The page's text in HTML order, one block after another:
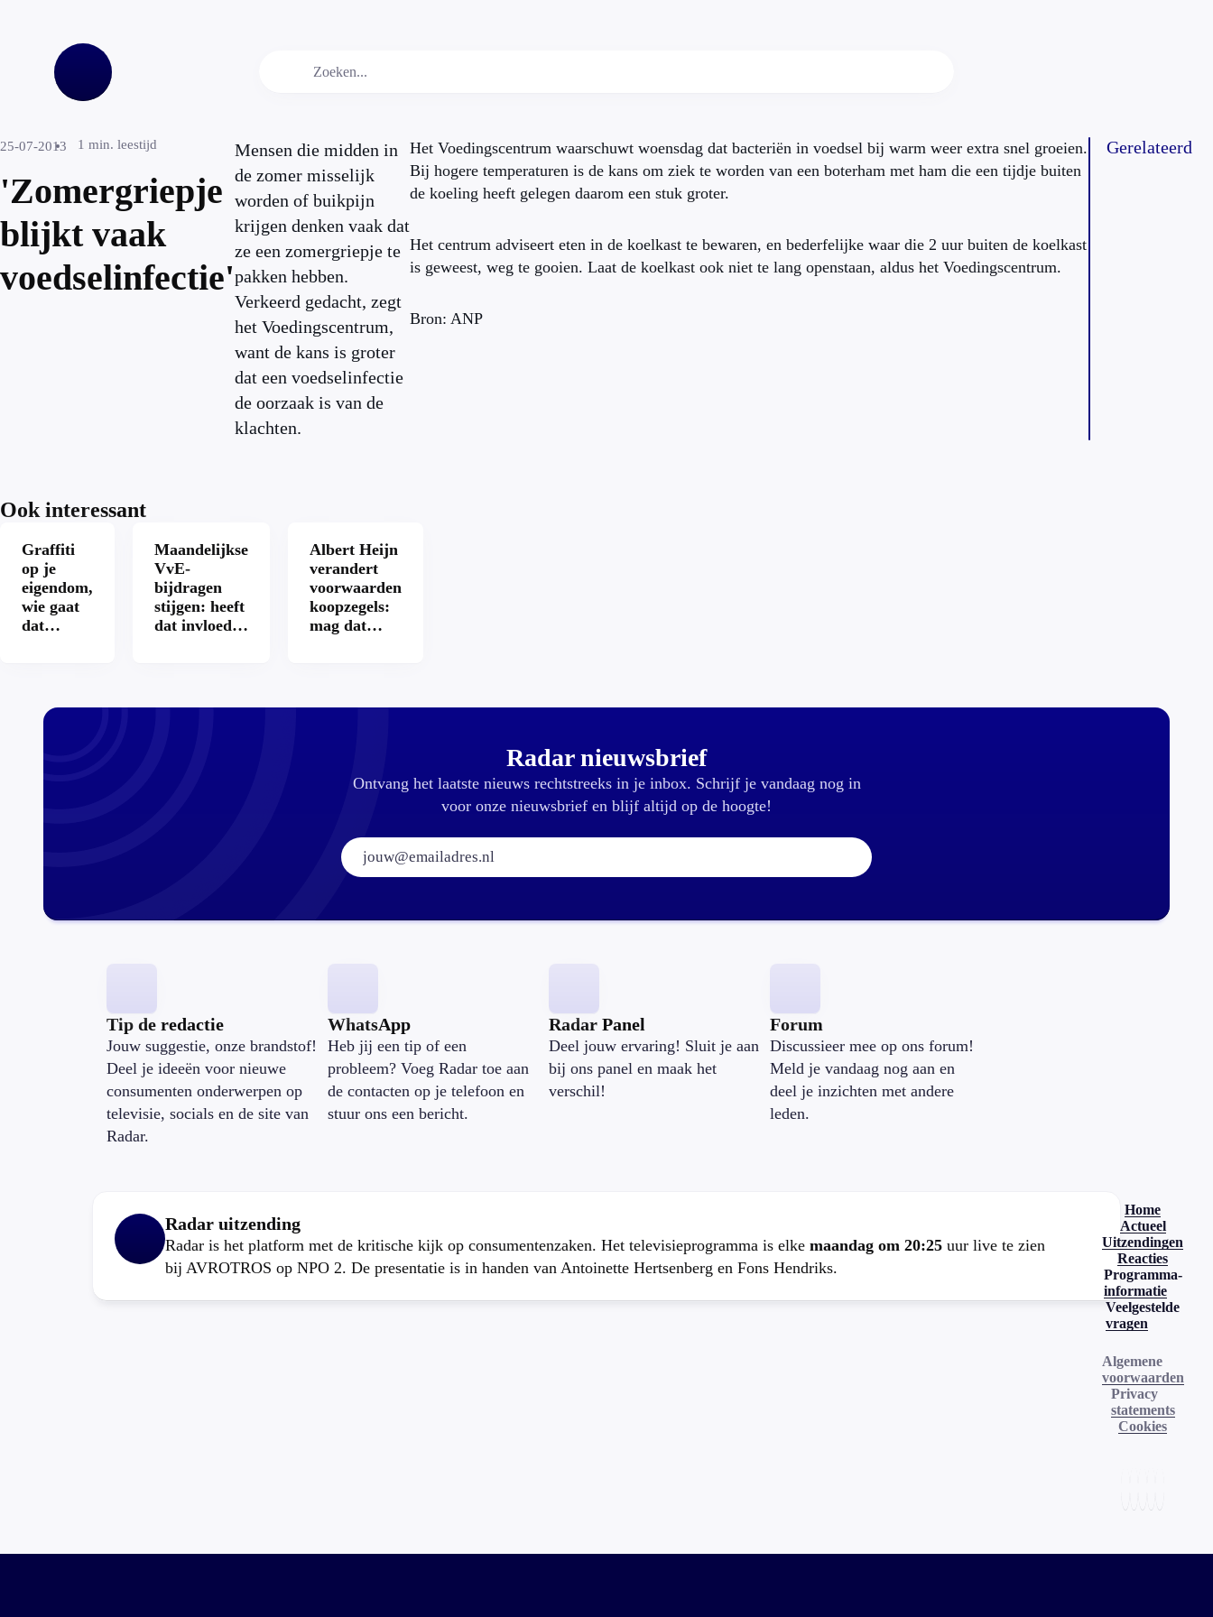
25-07-2013 1 min. leestijd
'Zomergriepje
blijkt vaak
voedselinfectie'
Mensen die midden in
de zomer misselijk
worden of buikpijn
krijgen denken vaak dat
ze een zomergriepje te
pakken hebben.
Verkeerd gedacht, zegt
het Voedingscentrum,
want de kans is groter
dat een voedselinfectie
de oorzaak is van de
klachten.
Het Voedingscentrum waarschuwt woensdag dat bacteriën in voedsel bij warm weer extra snel groeien.
Bij hogere temperaturen is de kans om ziek te worden van een boterham met ham die een tijdje buiten
de koeling heeft gelegen daarom een stuk groter.
Het centrum adviseert eten in de koelkast te bewaren, en bederfelijke waar die 2 uur buiten de koelkast
is geweest, weg te gooien. Laat de koelkast ook niet te lang openstaan, aldus het Voedingscentrum.
Bron: ANP
Gerelateerd
Ook interessant
Graffiti
op je
eigendom,
wie gaat
dat
Maandelijkse
VvE-
bijdragen
stijgen: heeft
dat invloed
Albert Heijn
verandert
voorwaarden
koopzegels:
mag dat
Radar nieuwsbrief
Ontvang het laatste nieuws rechtstreeks in je inbox. Schrijf je vandaag nog in
voor onze nieuwsbrief en blijf altijd op de hoogte!
E-mailadres:
Tip de redactie
Jouw suggestie, onze brandstof!
Deel je ideeën voor nieuwe
consumenten onderwerpen op
televisie, socials en de site van
Radar.
WhatsApp
Heb jij een tip of een
probleem? Voeg Radar toe aan
de contacten op je telefoon en
stuur ons een bericht.
Radar Panel
Deel jouw ervaring! Sluit je aan
bij ons panel en maak het
verschil!
Forum
Discussieer mee op ons forum!
Meld je vandaag nog aan en
deel je inzichten met andere
leden.
Radar uitzending
Radar is het platform met de kritische kijk op consumentenzaken. Het televisieprogramma is elke maandag om 20:25 uur live te zien
bij AVROTROS op NPO 2. De presentatie is in handen van Antoinette Hertsenberg en Fons Hendriks.
Home
Actueel
Uitzendingen
Reacties
Programma-
informatie
Veelgestelde
vragen
Algemene
voorwaarden
Privacy
statements
Cookies